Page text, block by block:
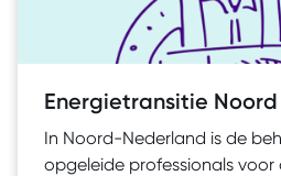
Energietransitie
In Noord-Nederland is de
opgeleide professionals voor